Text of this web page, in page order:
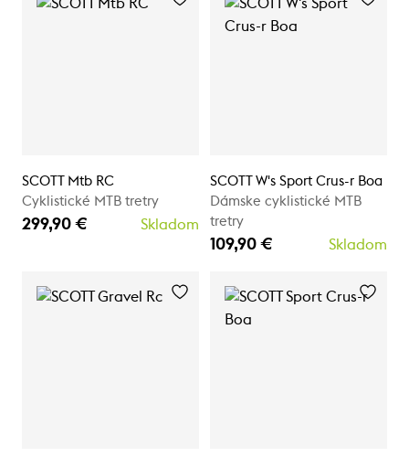
SCOTT Mtb RC
Cyklistické MTB tretry
299,90 € Skladom
SCOTT W's Sport Crus-r Boa
Dámske cyklistické MTB
tretry
109,90 € Skladom